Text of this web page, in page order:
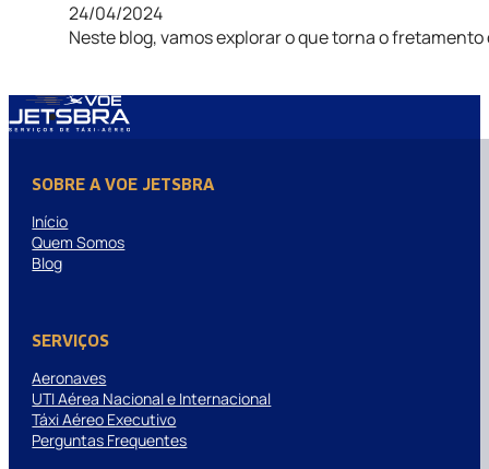
24/04/2024
Neste blog, vamos explorar o que torna o
SOBRE A VOE JETSBRA
Início
Quem Somos
Blog
SERVIÇOS
Aeronaves
UTI Aérea Nacional e Internacional
Táxi Aéreo Executivo
Perguntas Frequentes